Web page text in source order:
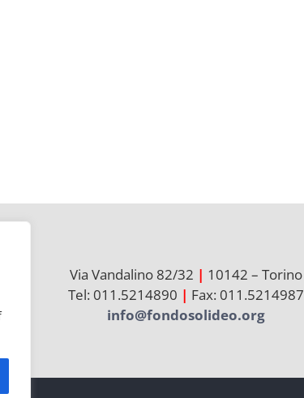
Via Vandalino 82/32 | 10142 – Torino
Tel: 011.5214890 | Fax: 011.5214987
info@fondosolideo.org